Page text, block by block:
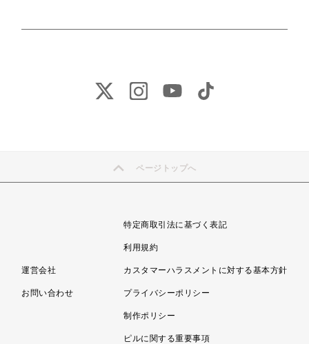
ページトップへ
運営会社
お問い合わせ
特定商取引法に基づく表記
利用規約
カスタマーハラスメントに対する基本方針
プライバシーポリシー
制作ポリシー
ピルに関する重要事項